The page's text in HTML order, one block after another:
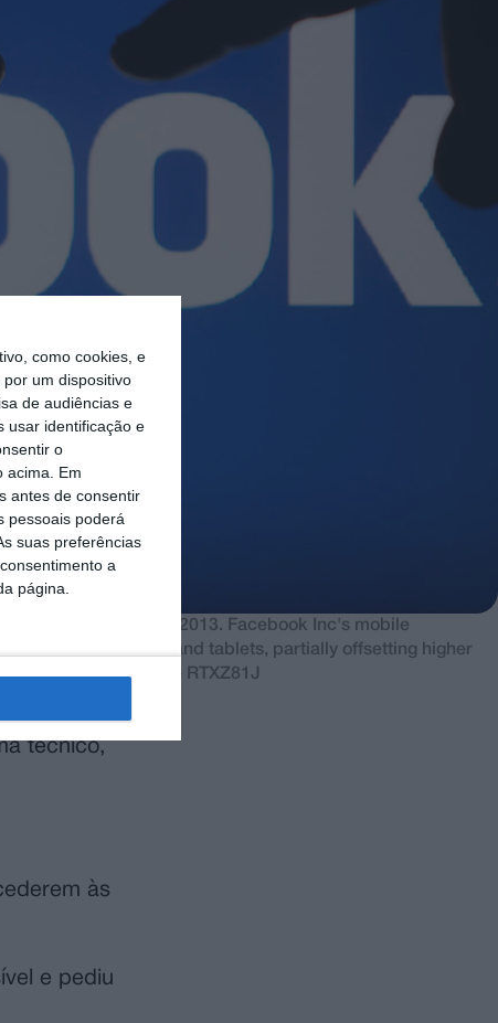
como cookies, e
um dispositivo
de audiências e
usar identificação e
o
acima. Em
antes de consentir
pessoais poderá
suas preferências
a
página.
illustration, May 2, 2013. Facebook Inc's mobile
on smartphones and tablets, partially offsetting higher
BUSINESS) - RTXZ81J
técnico,
às
e pediu